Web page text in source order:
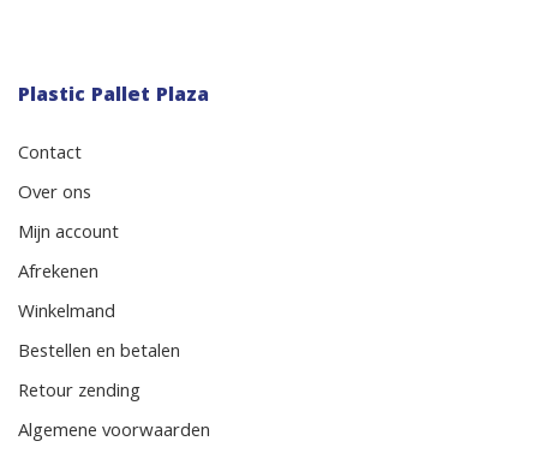
Plastic Pallet Plaza
Contact
Over ons
Mijn account
Afrekenen
Winkelmand
Bestellen en betalen
Retour zending
Algemene voorwaarden